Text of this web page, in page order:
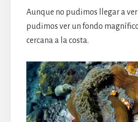
Aunque no pudimos llegar a
pudimos ver un fondo
cercana a la costa.